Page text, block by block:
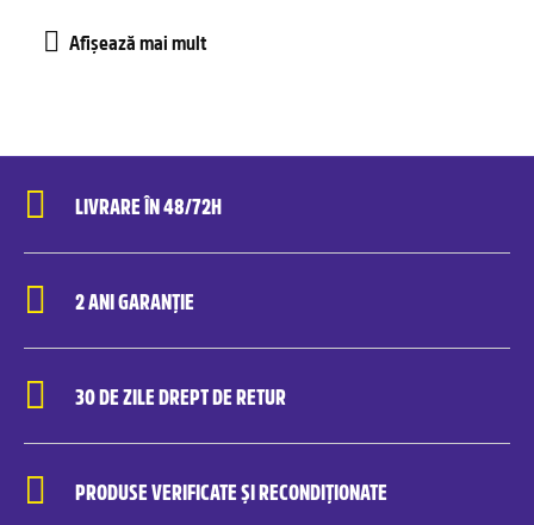
LIVRARE ÎN 48/72H
2 ANI GARANȚIE
30 DE ZILE DREPT DE RETUR
PRODUSE VERIFICATE ȘI RECONDIȚIONATE